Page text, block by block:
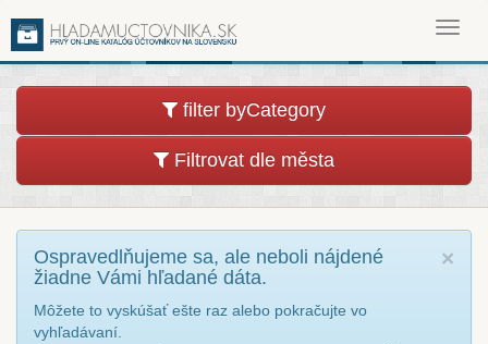
filter byCategory
Filtrovat dle města
×
Ospravedlňujeme sa, ale neboli nájdené
žiadne Vámi hľadané dáta.
Môžete to vyskúšať ešte raz alebo pokračujte vo
vyhľadávaní.